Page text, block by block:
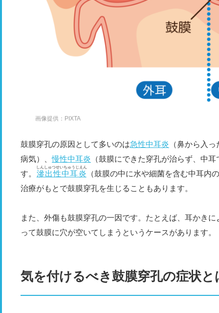
画像提供：PIXTA
鼓膜穿孔の原因として多いのは急性中耳炎 （鼻から入
病気）、慢性中耳炎 （鼓膜にできた穿孔が治らず、中
す。 滲出性中耳炎
しんしゅつせいちゅうじえん
（鼓膜の中に水や細菌を含む中耳内
治療がもとで鼓膜穿孔を生じることもあります。
また、外傷も鼓膜穿孔の一因です。たとえば、耳かき
って鼓膜に穴が空いてしまうというケースがあります。
気を付けるべき鼓膜穿孔の症状と